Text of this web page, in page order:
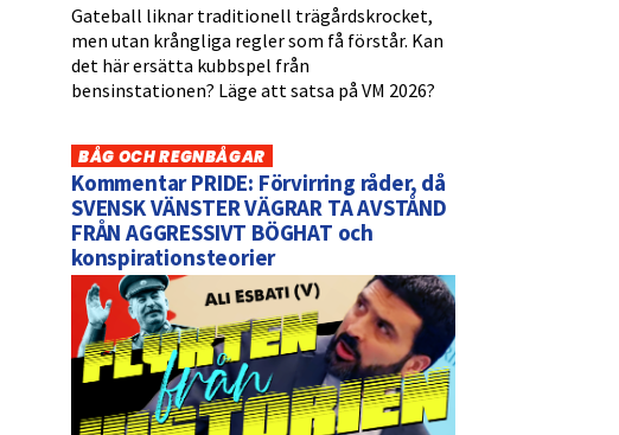
Gateball liknar traditionell trägårdskrocket,
men utan krångliga regler som få förstår. Kan
det här ersätta kubbspel från
bensinstationen? Läge att satsa på VM 2026?
BÅG OCH REGNBÅGAR
Kommentar PRIDE: Förvirring råder, då
SVENSK VÄNSTER VÄGRAR TA AVSTÅND
FRÅN AGGRESSIVT BÖGHAT och
konspirationsteorier